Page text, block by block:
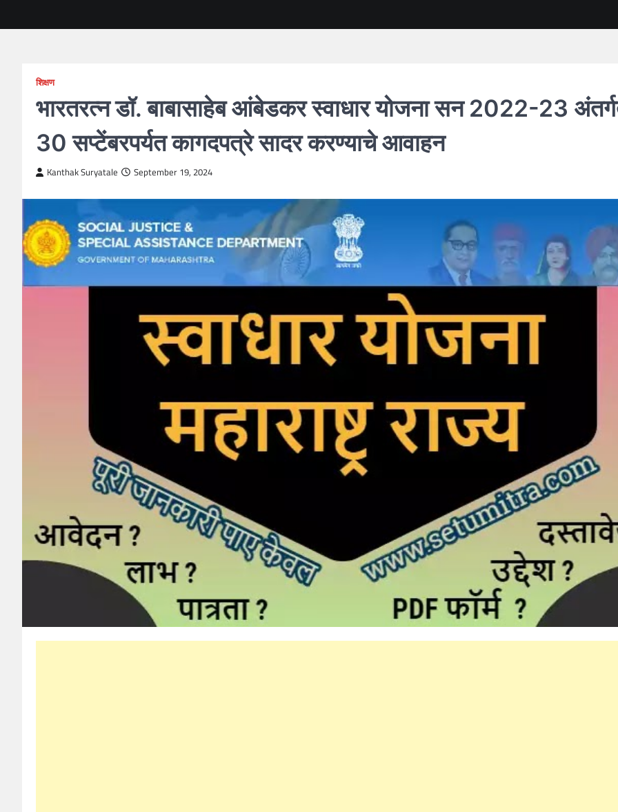
शिक्षण
भारतरत्न डॉ. बाबासाहेब आंबेडकर स्वाधार योजना सन 2022-23
30 सप्टेंबरपर्यत कागदपत्रे सादर करण्याचे आवाहन
Kanthak Suryatale September 19, 2024
महत्वाच्या बातम्या
What Is a Front-End
How to Become One,
Kanthak Suryatale